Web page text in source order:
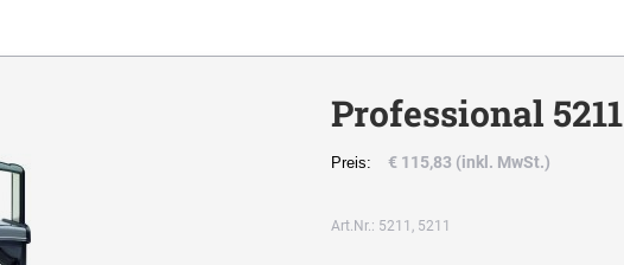
Professional 5211
Preis: € 115,83 (inkl. MwSt.)
Art.Nr.: 5211, 5211